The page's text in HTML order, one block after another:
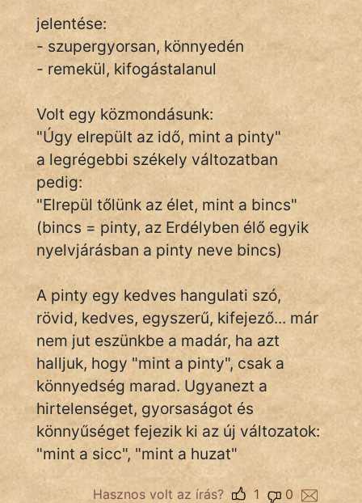
Szólások
Tréfás
IRODALOM
SZÓLÁS
És
KÖZMONDÁS
ZENE
FILM
ÉLETMÓD
MAGYARSÁG
És
TÖRTÉNELEM
jelentése:
- szupergyorsan, könnyedén
- remekül, kifogástalanul
Volt egy közmondásunk:
"Úgy elrepült az idő, mint a pinty"
a legrégebbi székely változatban
pedig:
"Elrepül tőlünk az élet, mint a bincs"
(bincs = pinty, az Erdélyben élő egyik
nyelvjárásban a pinty neve bincs)
A pinty egy kedves hangulati szó,
rövid, kedves, egyszerű, kifejező... már
nem jut eszünkbe a madár, ha azt
halljuk, hogy "mint a pinty", csak a
könnyedség marad. Ugyanezt a
hirtelenséget, gyorsaságot és
könnyűséget fejezik ki az új változatok:
"mint a sicc", "mint a huzat"
Hasznos volt az írás? 0
1